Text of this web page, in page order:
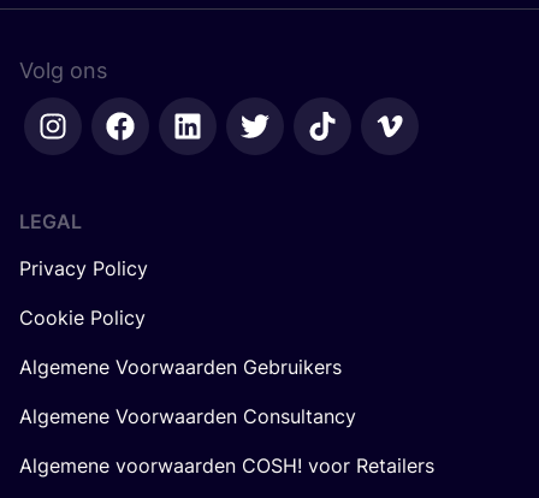
Volg ons
LEGAL
Privacy Policy
Cookie Policy
Algemene Voorwaarden Gebruikers
Algemene Voorwaarden Consultancy
Algemene voorwaarden COSH! voor Retailers